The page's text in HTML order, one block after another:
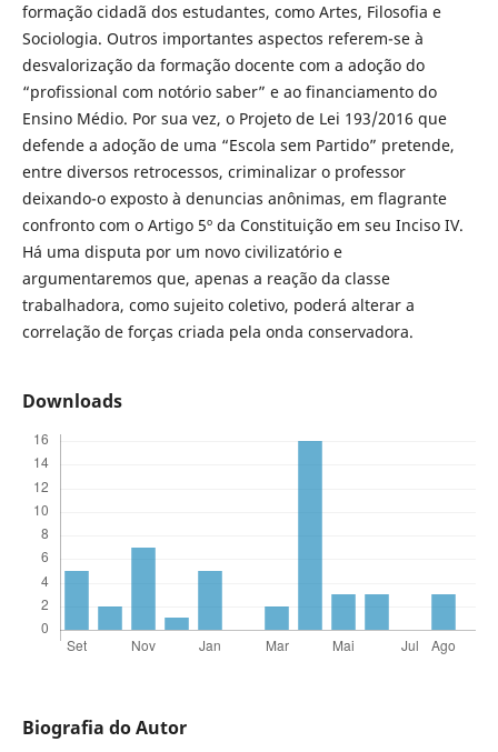
formação cidadã dos estudantes, como Artes, Filosofia e
Sociologia. Outros importantes aspectos referem-se à
desvalorização da formação docente com a adoção do
“profissional com notório saber” e ao financiamento do
Ensino Médio. Por sua vez, o Projeto de Lei 193/2016 que
defende a adoção de uma “Escola sem Partido” pretende,
entre diversos retrocessos, criminalizar o professor
deixando-o exposto à denuncias anônimas, em flagrante
confronto com o Artigo 5º da Constituição em seu Inciso IV.
Há uma disputa por um novo civilizatório e
argumentaremos que, apenas a reação da classe
trabalhadora, como sujeito coletivo, poderá alterar a
correlação de forças criada pela onda conservadora.
Downloads
Biografia do Autor